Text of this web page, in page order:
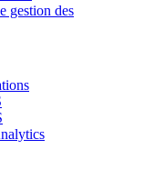
gestion des